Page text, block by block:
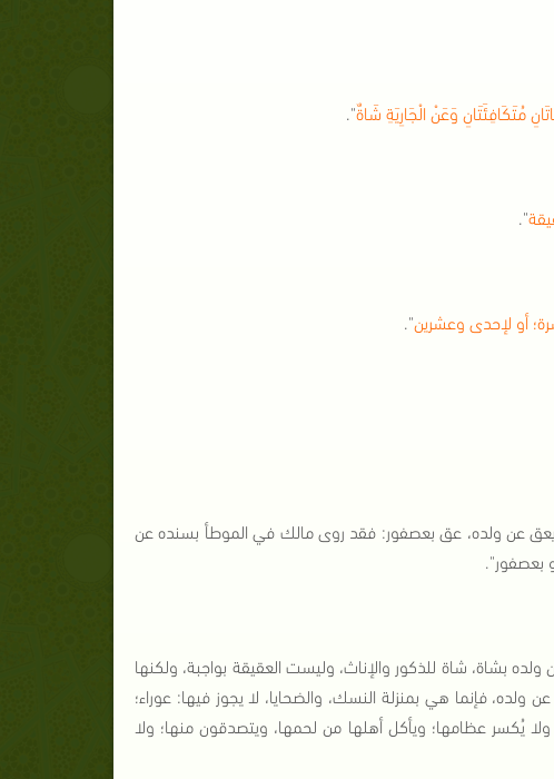
مُتَكَافِئَتَانِ وَعَنْ الْجَارِيَةِ شَاةٌ".
".
أو لإحدى وعشرين".
يعق عن ولده، عق بعصفور: فقد روى مالك في الموطأ بسنده عن
بعصفور".
بشاة، شاة للذكور والإناث، وليست العقيقة بواجبة، ولكنها
فإنما هي بمنزلة النسك، والضحايا، لا يجوز فيها: عوراء؛
يُكسر عظامها؛ ويأكل أهلها من لحمها، ويتصدقون منها؛ ولا